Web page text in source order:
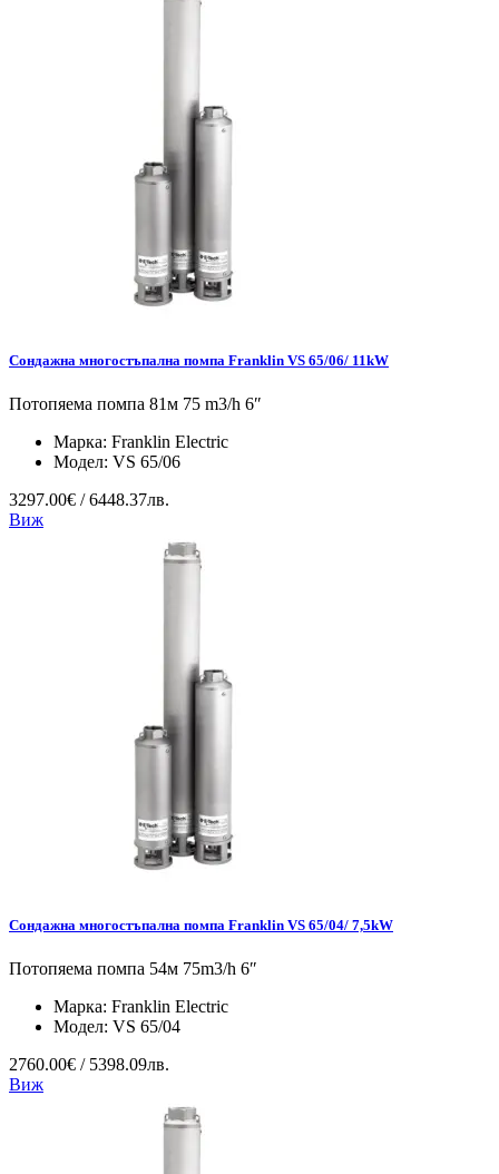
Сондажна многостъпална помпа Franklin VS 65/06/ 11kW
Потопяема помпа 81м 75 m3/h 6″
Марка: Franklin Electric
Модел: VS 65/06
3297.00€ / 6448.37лв.
Виж
Сондажна многостъпална помпа Franklin VS 65/04/ 7,5kW
Потопяема помпа 54м 75m3/h 6″
Марка: Franklin Electric
Модел: VS 65/04
2760.00€ / 5398.09лв.
Виж